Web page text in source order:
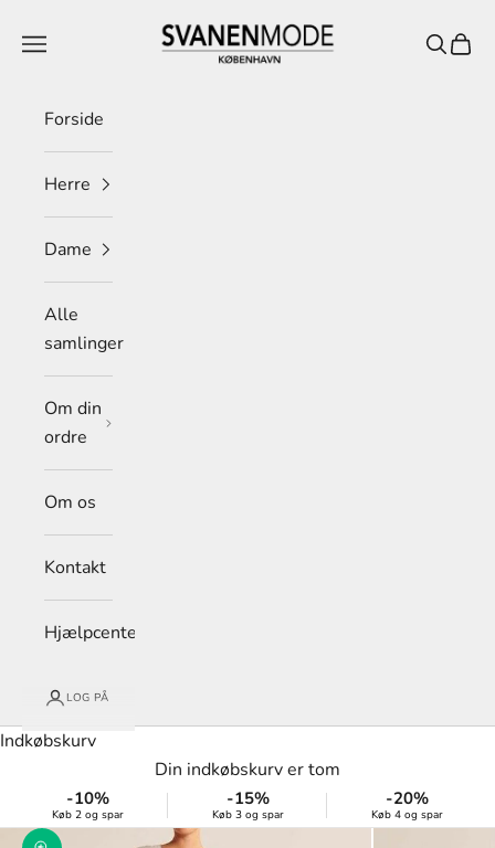
Svanen Mode
Menu Søg
Forside
Herre
Dame
Alle
samlinger
Om din
ordre
Om os
Kontakt
Hjælpcenter
LOG PÅ
Indkøbskurv
Din indkøbskurv er tom
-10%
Køb 2 og spar
-15%
Køb 3 og spar
-20%
Køb 4 og spar